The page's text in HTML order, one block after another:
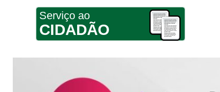
Serviço ao
CIDADÃO